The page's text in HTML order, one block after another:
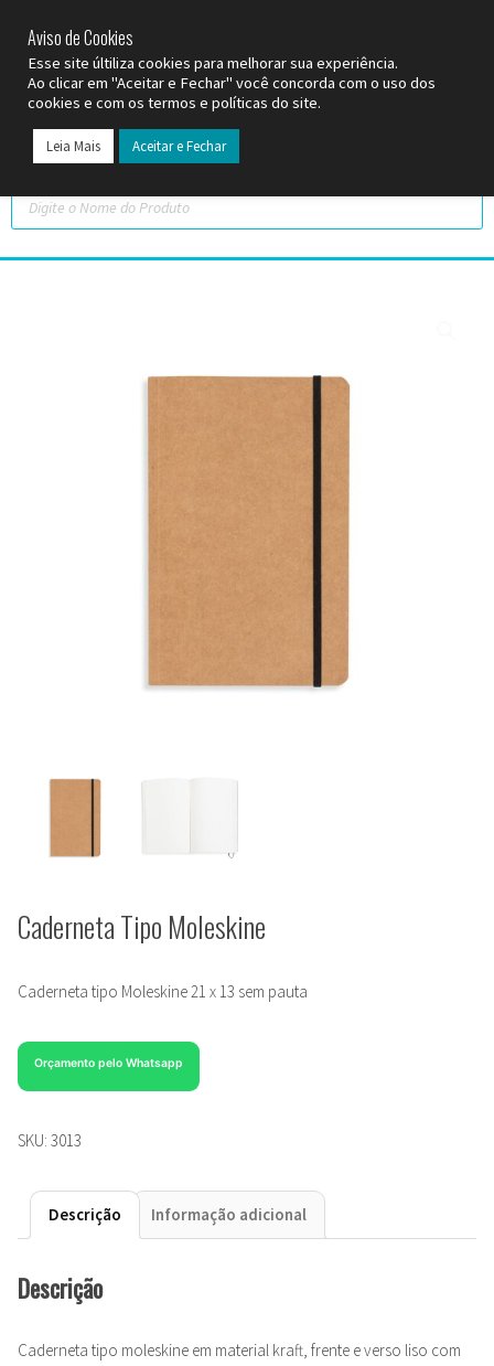
Caderneta Tipo Moleskine
Caderneta tipo Moleskine 21 x 13 sem pauta
Orçamento pelo Whatsapp
SKU: 3013
Descrição Informação adicional
Descrição
Caderneta tipo moleskine em material kraft, frente e verso liso com
Aviso de Cookies
Esse site últiliza cookies para melhorar sua experiência.
Ao clicar em "Aceitar e Fechar" você concorda com o uso dos
cookies e com os termos e políticas do site.
Leia Mais Aceitar e Fechar